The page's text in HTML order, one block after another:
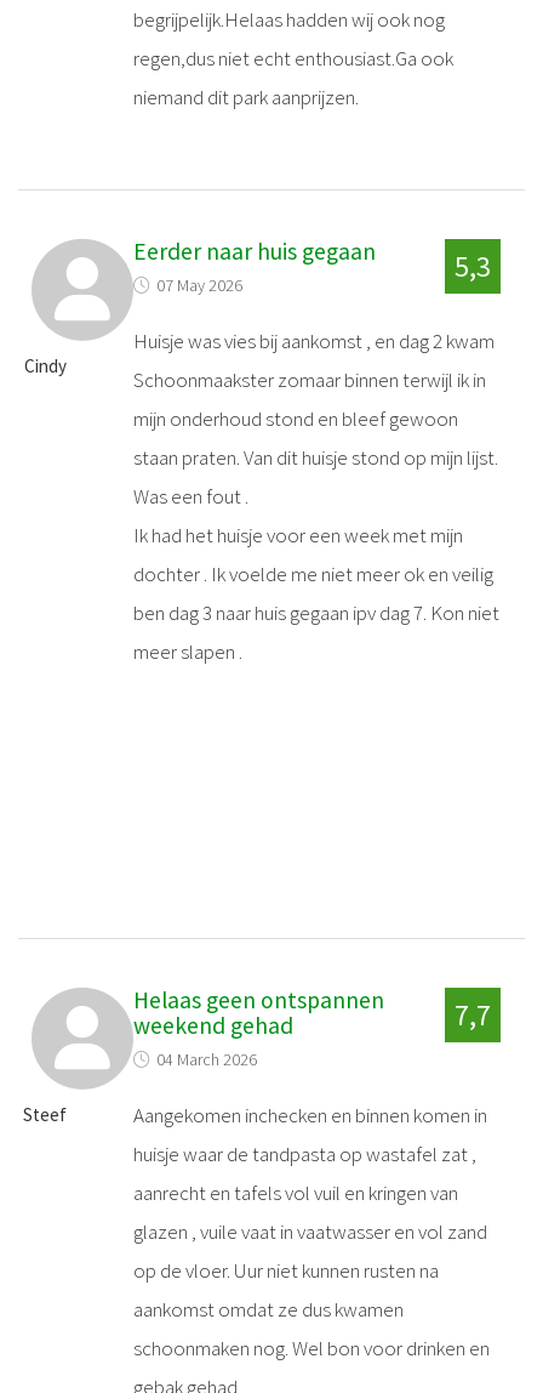
begrijpelijk.Helaas hadden wij ook nog
regen,dus niet echt enthousiast.Ga ook
niemand dit park aanprijzen.
Cindy
Eerder naar huis gegaan
07 May 2026
5,3
Huisje was vies bij aankomst , en dag 2 kwam
Schoonmaakster zomaar binnen terwijl ik in
mijn onderhoud stond en bleef gewoon
staan praten. Van dit huisje stond op mijn lijst.
Was een fout .
Ik had het huisje voor een week met mijn
dochter . Ik voelde me niet meer ok en veilig
ben dag 3 naar huis gegaan ipv dag 7. Kon niet
meer slapen .
Steef
Helaas geen ontspannen
weekend gehad
04 March 2026
7,7
Aangekomen inchecken en binnen komen in
huisje waar de tandpasta op wastafel zat ,
aanrecht en tafels vol vuil en kringen van
glazen , vuile vaat in vaatwasser en vol zand
op de vloer. Uur niet kunnen rusten na
aankomst omdat ze dus kwamen
schoonmaken nog. Wel bon voor drinken en
gebak gehad